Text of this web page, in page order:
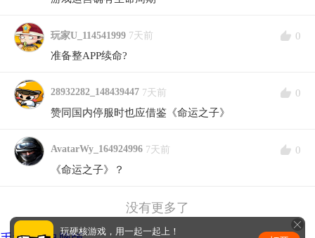
玩家U_114541999 7天前
0
准备整APP续命?
28932282_148439447 7天前
0
赞同国内停服时也应借鉴《命运之子》
AvatarWy_164924996 7天前
0
《命运之子》？
没有更多了
玩硬核游戏，用一起一起上！